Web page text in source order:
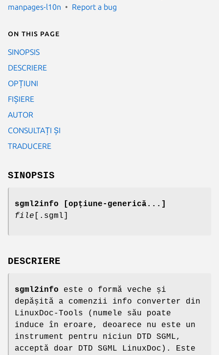
manpages-l10n
Report a bug
On this page
SINOPSIS
DESCRIERE
OPȚIUNI
FIȘIERE
AUTOR
CONSULTAȚI ȘI
TRADUCERE
SINOPSIS
sgml2info [opțiune-generică...]
file [.sgml]
DESCRIERE
sgml2info este o formă veche și
depășită a comenzii info converter din
LinuxDoc-Tools (numele său poate
induce în eroare, deoarece nu este un
instrument pentru niciun DTD SGML,
acceptă doar DTD SGML LinuxDoc). Este